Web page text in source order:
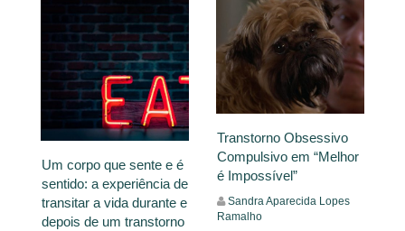
Um corpo que sente e é
sentido: a experiência de
transitar a vida durante e
depois de um transtorno
Transtorno Obsessivo
Compulsivo em “Melhor
é Impossível”
Sandra Aparecida Lopes
Ramalho